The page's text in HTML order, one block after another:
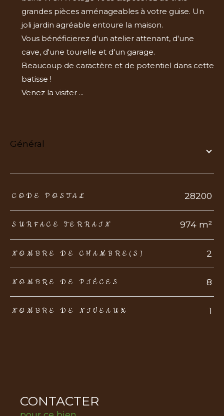
grandes pièces aménageables à votre guise. Un
joli jardin agréable entoure la maison.
Vous bénéficierez d'un atelier attenant, d'une
cave, d'une tourelle et d'un garage.
Beaucoup de caractère et de potentiel dans cette
batisse !
Venez la visiter ...
général
TRAD_ZEPHYR_Caracteristique TRAD_ZEPHYR_Valeurs
CODE POSTAL 28200
SURFACE TERRAIN 974 m²
NOMBRE DE CHAMBRE(S) 2
NOMBRE DE PIÈCES 8
NOMBRE DE NIVEAUX 1
CONTACTER